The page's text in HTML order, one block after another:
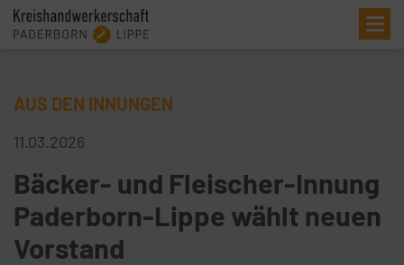
AUS DEN INNUNGEN
11.03.2026
Bäcker- und Fleischer-Innung
Paderborn-Lippe wählt neuen
Vorstand